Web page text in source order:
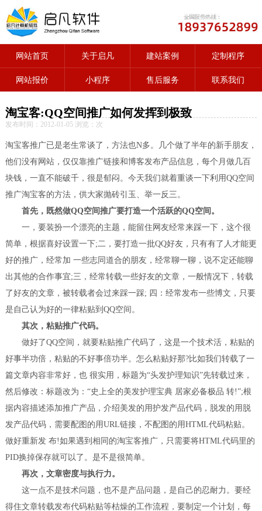
网站首页 关于启凡 建站案例 定制程序
网站报价 小程序 售后服务 联系我们
淘宝客:QQ空间推广如何发挥到极致
发布时间：2012-01-05 浏览： 次
淘宝客推广已是老生常谈了，方法也N多。几个做了半年的新手朋友，
他们没有网站，仅仅靠推广链接和博客发布产品信息，每个月做几百
块钱，一直不能破千，很是郁闷。今天我们就着重谈一下利用QQ空间
推广淘宝客的方法，供大家抛砖引玉、举一反三。
首先，既然做QQ空间推广要打造一个活跃的QQ空间。
一，要装扮一个漂亮的主题，能留住网友经常来踩一下，这个很
简单，根据喜好设置一下;二，要打造一批QQ好友，只有有了人才能更
好的推广，经常加 一些志同道合的朋友，经常聊一聊，说不定还能聊
出其他的合作事宜;三，经常转载一些好友的文章，一般情况下，转载
了好友的文章，被转载者会过来踩一踩; 四：经常发布一些博文，只要
是自己认为好的一律粘贴到QQ空间。
其次，粘贴推广代码。
做好了QQ空间，就要粘贴推广代码了，这是一个技术活，粘贴的
好事半功倍，粘贴的不好事倍功半。怎么粘贴好那?比如我们转载了一
篇文章内容非常好，也 很实用，标题为“头发护理知识”先转载过来，
然后修改：标题改为：“史上全的美发护理宝典 居家必备极品 转!”;根
据内容描述添加推广产品，介绍美发的用护发产品代码，脱发的用脱
发产品代码，需要配图的用URL链接，不配图的用HTML代码粘贴。
做好重新发 布!如果遇到相同的淘宝客推广，只需要将HTML代码里的
PID换掉保存就可以了。是不是很简单。
再次，文章密度与执行力。
这一点不是技术问题，也不是产品问题，是自己的忍耐力。要经
得住文章转载发布代码粘贴等枯燥的工作流程，要制定一个计划，每